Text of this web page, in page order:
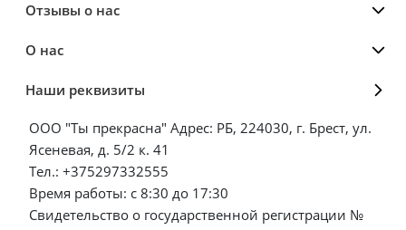
Отзывы о нас
О нас
Наши реквизиты
ООО "Ты прекрасна" Адрес: РБ, 224030, г. Брест, ул.
Ясеневая, д. 5/2 к. 41
Тел.: +375297332555
Время работы: с 8:30 до 17:30
Свидетельство о государственной регистрации №